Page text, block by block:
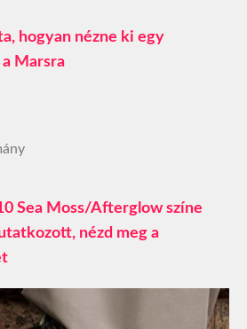
hogyan nézne ki egy
a Marsra
Sea Moss/Afterglow színe
nézd meg a